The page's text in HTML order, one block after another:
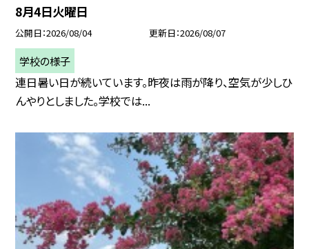
8月4日火曜日
公開日 2026/08/04 更新日 2026/08/07
学校の様子
連日暑い日が続いています。昨夜は雨が降り、空気が少しひ
んやりとしました。学校では...